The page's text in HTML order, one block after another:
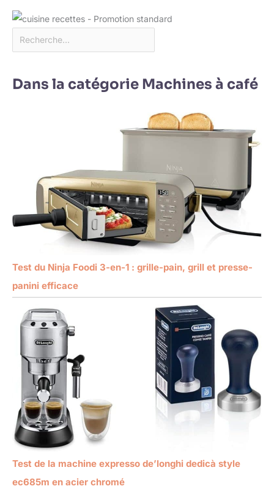
Dans la catégorie Machines à café
Test du Ninja Foodi 3-en-1 : grille-pain, grill et presse-
panini efficace
Test de la machine expresso de’longhi dedicà style
ec685m en acier chromé